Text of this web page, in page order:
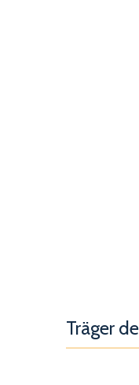
Träger